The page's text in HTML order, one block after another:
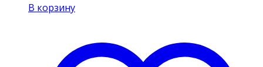
В корзину